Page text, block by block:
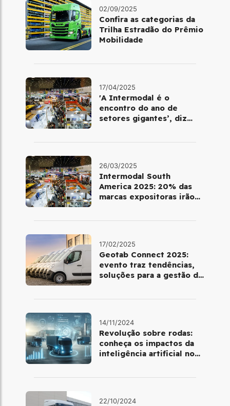
02/09/2025
Confira as categorias da
Trilha Estradão do Prêmio
Mobilidade
17/04/2025
'A Intermodal é o
encontro do ano de
setores gigantes’, diz
26/03/2025
Intermodal South
America 2025: 20% das
marcas expositoras irão
17/02/2025
Geotab Connect 2025:
evento traz tendências,
soluções para a gestão de
14/11/2024
Revolução sobre rodas:
conheça os impactos da
inteligência artificial no
22/10/2024